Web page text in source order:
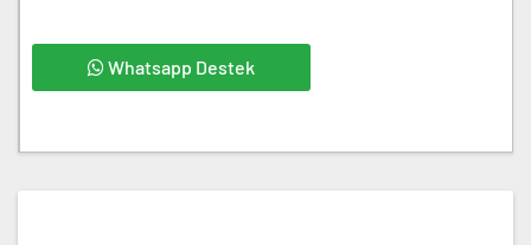
Whatsapp Destek